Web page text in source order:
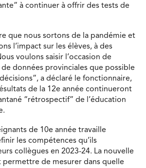
à continuer à offrir des tests de
que nous sortons de la pandémie et
l’impact sur les élèves, à des
voulons saisir l’occasion de
données provinciales que possible
a déclaré le fonctionnaire,
de la 12e année continueront
“rétrospectif” de l’éducation
de 10e année travaille
les compétences qu’ils
collègues en 2023-24. La nouvelle
permettre de mesurer dans quelle